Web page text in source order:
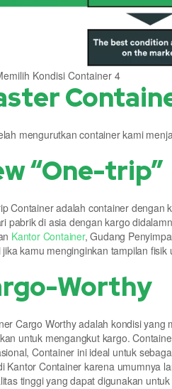
Kondisi Container 4
mengurutkan container kami
“One-trip”
Container adalah container dengan
pabrik di asia dengan kargo
Kantor Container, Gudang
kamu menginginkan tampilan fisik
Worthy
Cargo Worthy adalah kondisi
untuk mengangkut kargo.
Container ini ideal untuk
Kantor Container karena umumnya
tinggi yang dapat digunakan